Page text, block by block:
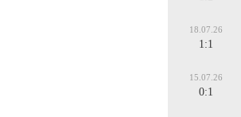
18.07.26
1:1
15.07.26
0:1